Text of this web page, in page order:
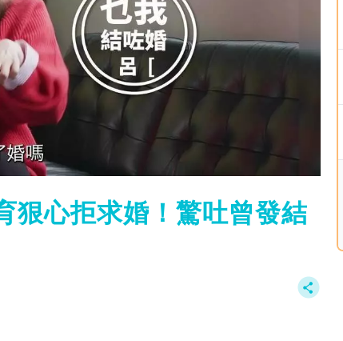
狠心拒求婚！驚吐曾發結